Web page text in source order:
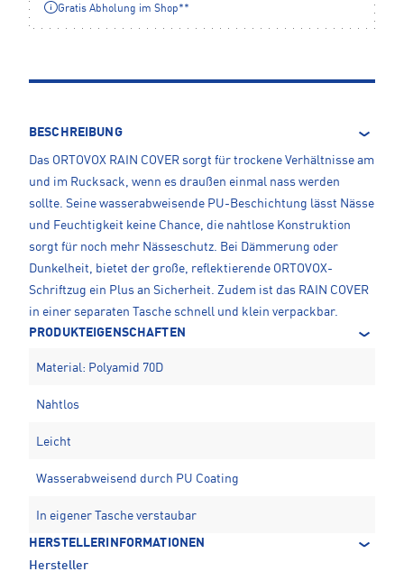
Gratis Abholung im Shop**
BESCHREIBUNG
Das ORTOVOX RAIN COVER sorgt für trockene Verhältnisse am
und im Rucksack, wenn es draußen einmal nass werden
sollte. Seine wasserabweisende PU-Beschichtung lässt Nässe
und Feuchtigkeit keine Chance, die nahtlose Konstruktion
sorgt für noch mehr Nässeschutz. Bei Dämmerung oder
Dunkelheit, bietet der große, reflektierende ORTOVOX-
Schriftzug ein Plus an Sicherheit. Zudem ist das RAIN COVER
in einer separaten Tasche schnell und klein verpackbar.
PRODUKTEIGENSCHAFTEN
Material: Polyamid 70D
Nahtlos
Leicht
Wasserabweisend durch PU Coating
In eigener Tasche verstaubar
HERSTELLERINFORMATIONEN
Hersteller